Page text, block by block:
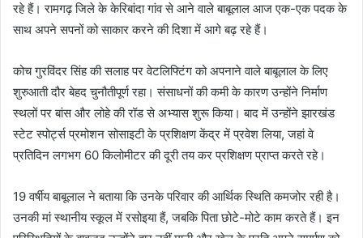
रहे हैं। रामगढ़ जिले के केरिबांदा गांव से आने वाले बाबूलाल आज एक-एक पदक के
साथ अपने सपनों को साकार करने की दिशा में आगे बढ़ रहे हैं।
कोच गुरविंदर सिंह की सलाह पर वेटलिफ्टिंग को अपनाने वाले बाबूलाल के लिए
शुरुआती दौर बेहद चुनौतीपूर्ण रहा। संसाधनों की कमी के कारण उन्होंने निर्माण
स्थलों पर बांस और लोहे की रॉड से अभ्यास शुरू किया। बाद में उन्होंने झारखंड
स्टेट स्पोर्ट्स प्रमोशन सोसाइटी के प्रशिक्षण केंद्र में प्रवेश लिया, जहां वे
प्रतिदिन लगभग 60 किलोमीटर की दूरी तय कर प्रशिक्षण प्राप्त करते रहे।
19 वर्षीय बाबूलाल ने बताया कि उनके परिवार की आर्थिक स्थिति कमजोर रही है।
उनकी मां स्थानीय स्कूल में रसोइया हैं, जबकि पिता छोटे-मोटे काम करते हैं। इन